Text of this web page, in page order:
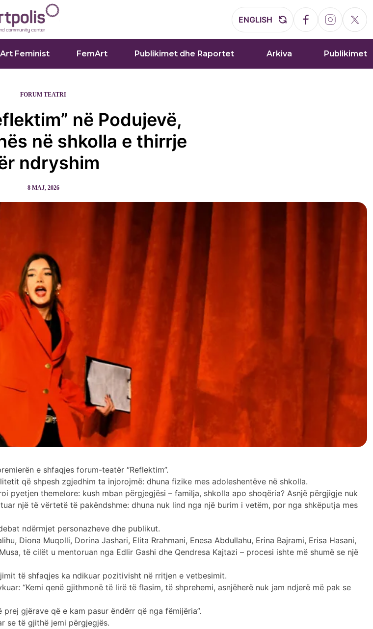
ENGLISH
Feminist FemArt Publikimet dhe Raportet Arkiva Publikimet
FORUM TEATRI
në Podujevë,
në shkolla e thirrje
ndryshim
8 MAJ, 2026
e shfaqjes forum-teatër “Reflektim”.
që shpesh zgjedhim ta injorojmë: dhuna fizike mes adoleshentëve në shkolla.
pyetjen themelore: kush mban përgjegjësi – familja, shkolla apo shoqëria? Asnjë përgjigje nuk
një të vërtetë të pakëndshme: dhuna nuk lind nga një burim i vetëm, por nga shkëputja mes
ndërmjet personazheve dhe publikut.
Diona Muqolli, Dorina Jashari, Elita Rrahmani, Enesa Abdullahu, Erina Bajrami, Erisa Hasani,
të cilët u mentoruan nga Edlir Gashi dhe Qendresa Kajtazi – procesi ishte më shumë se një
të shfaqjes ka ndikuar pozitivisht në rritjen e vetbesimit.
“Kemi qenë gjithmonë të lirë të flasim, të shprehemi, asnjëherë nuk jam ndjerë më pak se
gjërave që e kam pasur ëndërr që nga fëmijëria”.
se të gjithë jemi përgjegjës.